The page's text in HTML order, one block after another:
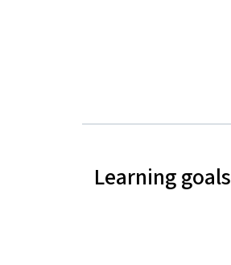
Learning goals